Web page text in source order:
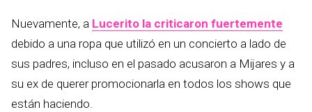
Nuevamente, a Lucerito la criticaron fuertemente
debido a una ropa que utilizó en un concierto a lado de
sus padres, incluso en el pasado acusaron a Mijares y a
su ex de querer promocionarla en todos los shows que
están haciendo.